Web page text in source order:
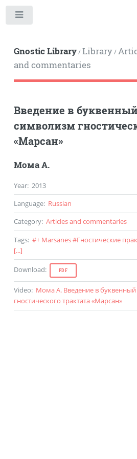
Gnostic Library/Library/
and commentaries
Введение в
символизм
«Марсан»
Мома А.
Year: 2013
Language: Russian
Category: Articles and commentaries
Tags: #+ Marsanes#Гностические
[...]
Download: PDF
Video: Мома А. Введение в
гностического трактата «Марсан»